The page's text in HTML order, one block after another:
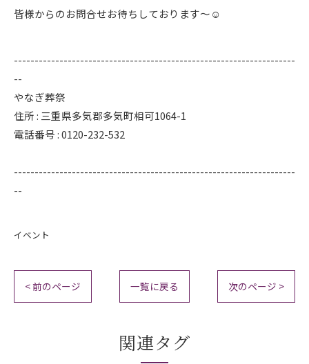
皆様からのお問合せお待ちしております～☺️
--------------------------------------------------------------------
--
やなぎ葬祭
住所 : 三重県多気郡多気町相可1064-1
電話番号 : 0120-232-532
--------------------------------------------------------------------
--
イベント
< 前のページ 一覧に戻る 次のページ >
関連タグ